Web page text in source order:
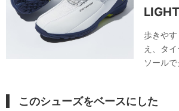
LIGHT
歩きやす
え、タ
ソール
このシューズをベースにした